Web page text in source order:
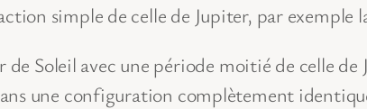
simple de celle de Jupiter, par exemple
Soleil avec une période moitié de celle
une configuration complètement